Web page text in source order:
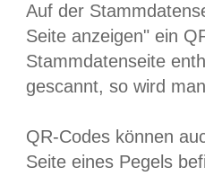
Auf der
Seite anzeigen" ein
Stammdatenseite
gescannt, so wird
QR-Codes können
Seite eines Pegels